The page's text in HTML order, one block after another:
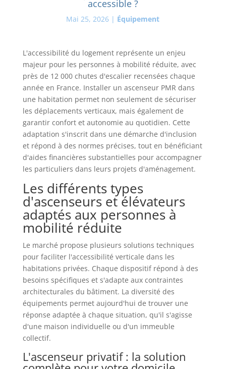
accessible ?
Mai 25, 2026 | Équipement
L'accessibilité du logement représente un enjeu
majeur pour les personnes à mobilité réduite, avec
près de 12 000 chutes d'escalier recensées chaque
année en France. Installer un ascenseur PMR dans
une habitation permet non seulement de sécuriser
les déplacements verticaux, mais également de
garantir confort et autonomie au quotidien. Cette
adaptation s'inscrit dans une démarche d'inclusion
et répond à des normes précises, tout en bénéficiant
d'aides financières substantielles pour accompagner
les particuliers dans leurs projets d'aménagement.
Les différents types
d'ascenseurs et élévateurs
adaptés aux personnes à
mobilité réduite
Le marché propose plusieurs solutions techniques
pour faciliter l'accessibilité verticale dans les
habitations privées. Chaque dispositif répond à des
besoins spécifiques et s'adapte aux contraintes
architecturales du bâtiment. La diversité des
équipements permet aujourd'hui de trouver une
réponse adaptée à chaque situation, qu'il s'agisse
d'une maison individuelle ou d'un immeuble
collectif.
L'ascenseur privatif : la solution